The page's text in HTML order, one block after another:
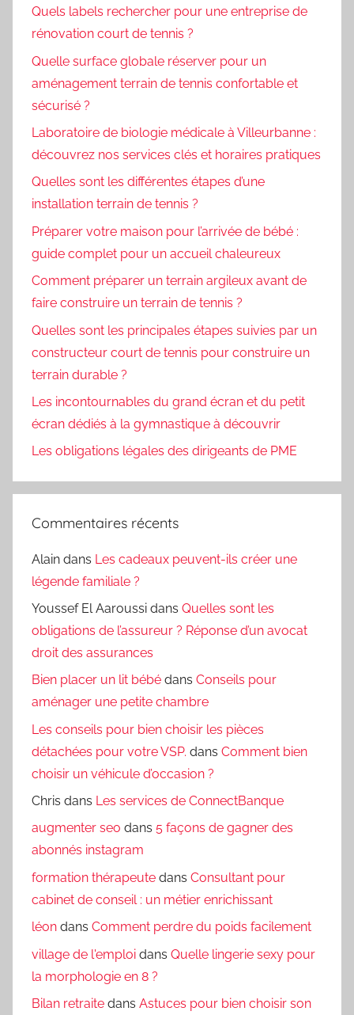
Quels labels rechercher pour une entreprise de
rénovation court de tennis ?
Quelle surface globale réserver pour un
aménagement terrain de tennis confortable et
sécurisé ?
Laboratoire de biologie médicale à Villeurbanne :
découvrez nos services clés et horaires pratiques
Quelles sont les différentes étapes d’une
installation terrain de tennis ?
Préparer votre maison pour l’arrivée de bébé :
guide complet pour un accueil chaleureux
Comment préparer un terrain argileux avant de
faire construire un terrain de tennis ?
Quelles sont les principales étapes suivies par un
constructeur court de tennis pour construire un
terrain durable ?
Les incontournables du grand écran et du petit
écran dédiés à la gymnastique à découvrir
Les obligations légales des dirigeants de PME
Commentaires récents
Alain dans Les cadeaux peuvent-ils créer une
légende familiale ?
Youssef El Aaroussi dans Quelles sont les
obligations de l’assureur ? Réponse d’un avocat
droit des assurances
Bien placer un lit bébé dans Conseils pour
aménager une petite chambre
Les conseils pour bien choisir les pièces
détachées pour votre VSP. dans Comment bien
choisir un véhicule d’occasion ?
Chris dans Les services de ConnectBanque
augmenter seo dans 5 façons de gagner des
abonnés instagram
formation thérapeute dans Consultant pour
cabinet de conseil : un métier enrichissant
léon dans Comment perdre du poids facilement
village de l'emploi dans Quelle lingerie sexy pour
la morphologie en 8 ?
Bilan retraite dans Astuces pour bien choisir son